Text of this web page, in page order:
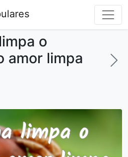
o
amor limpa